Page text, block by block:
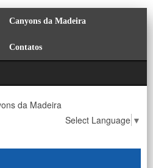
Canyons da Madeira
Contatos
Select Language ▼